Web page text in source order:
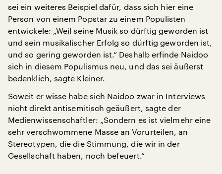
sei ein weiteres Beispiel dafür, dass sich hier eine
Person von einem Popstar zu einem Populisten
entwickele: „Weil seine Musik so dürftig geworden ist
und sein musikalischer Erfolg so dürftig geworden ist,
und so gering geworden ist.“ Deshalb erfinde Naidoo
sich in diesem Populismus neu, und das sei äußerst
bedenklich, sagte Kleiner.
Soweit er wisse habe sich Naidoo zwar in Interviews
nicht direkt antisemitisch geäußert, sagte der
Medienwissenschaftler: „Sondern es ist vielmehr eine
sehr verschwommene Masse an Vorurteilen, an
Stereotypen, die die Stimmung, die wir in der
Gesellschaft haben, noch befeuert.“